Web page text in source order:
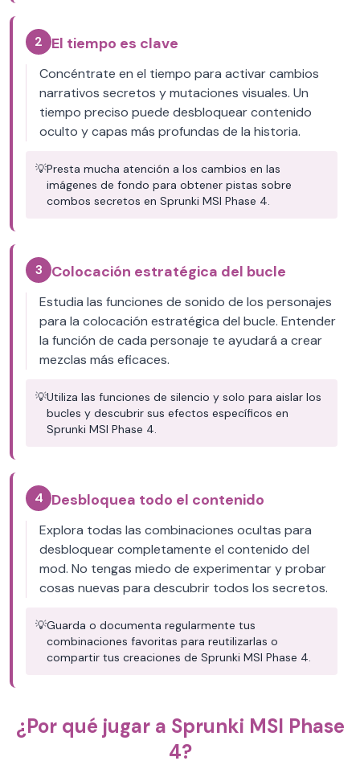
2 El tiempo es clave
Concéntrate en el tiempo para activar cambios
narrativos secretos y mutaciones visuales. Un
tiempo preciso puede desbloquear contenido
oculto y capas más profundas de la historia.
💡Presta mucha atención a los cambios en las
imágenes de fondo para obtener pistas sobre
combos secretos en Sprunki MSI Phase 4.
3 Colocación estratégica del bucle
Estudia las funciones de sonido de los personajes
para la colocación estratégica del bucle. Entender
la función de cada personaje te ayudará a crear
mezclas más eficaces.
💡Utiliza las funciones de silencio y solo para aislar los
bucles y descubrir sus efectos específicos en
Sprunki MSI Phase 4.
4 Desbloquea todo el contenido
Explora todas las combinaciones ocultas para
desbloquear completamente el contenido del
mod. No tengas miedo de experimentar y probar
cosas nuevas para descubrir todos los secretos.
💡Guarda o documenta regularmente tus
combinaciones favoritas para reutilizarlas o
compartir tus creaciones de Sprunki MSI Phase 4.
¿Por qué jugar a Sprunki MSI Phase
4?